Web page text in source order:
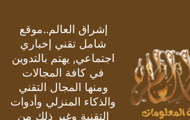
إشراق العالم..موقع
شامل تقني إخباري
اجتماعي, يهتم بالتدوين
في كافة المجالات
ومنها المجال التقني
والذكاء المنزلي وأدوات
التقنية وغير ذلك من